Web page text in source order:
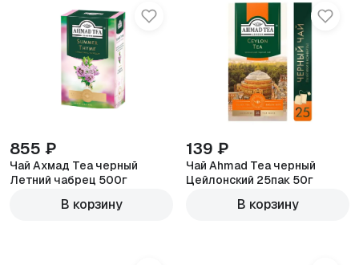
855 ₽
Чай Ахмад Tea черный
Летний чабрец 500г
В корзину
139 ₽
Чай Ahmad Tea черный
Цейлонский 25пак 50г
В корзину